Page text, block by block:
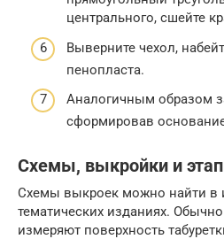
центрального, сшейте
Выверните чехол,
пенопласта.
Аналогичным образом
сформировав
Схемы, выкройки и
Схемы выкроек можно найти в
тематических изданиях.
измеряют поверхность